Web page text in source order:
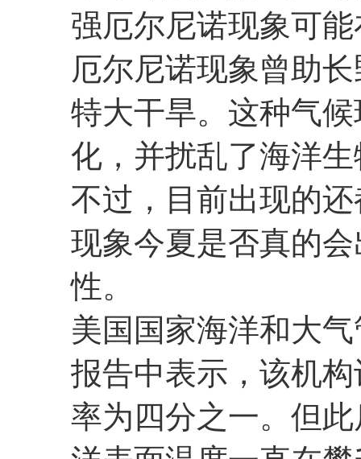
强厄尔尼诺现象可
厄尔尼诺现象曾助
特大干旱。这种气
化，并扰乱了海洋
不过，目前出现的
现象今夏是否真的
性。
美国国家海洋和大
报告中表示，该机
率为四分之一。但